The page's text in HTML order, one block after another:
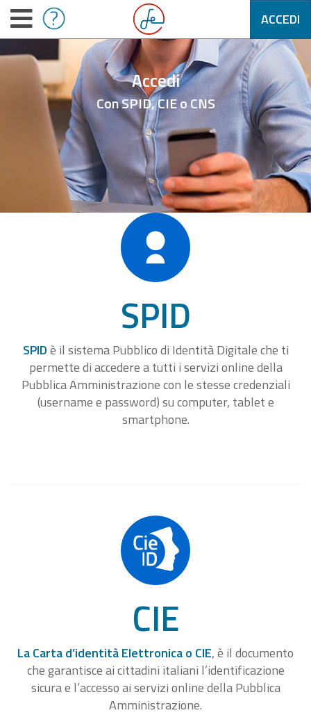
ACCEDI
Accedi
Con SPID, CIE o CNS
SPID
SPIDè il sistema Pubblico di Identità Digitale che ti
permette di accedere a tutti i servizi online della
Pubblica Amministrazione con le stesse credenziali
(username e password) su computer, tablet e
smartphone.
CIE
La Carta d’identità Elettronica o CIE, è il documento
che garantisce ai cittadini italiani l’identificazione
sicura e l’accesso ai servizi online della Pubblica
Amministrazione.